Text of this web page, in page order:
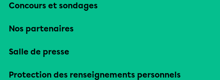
Concours et sondages
Nos partenaires
Salle de presse
Protection des renseignements personnels